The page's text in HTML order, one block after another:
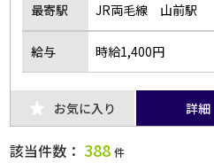
最寄駅 JR両毛線 山前駅
給与 時給1,400円
お気に入り 詳細
該当件数： 388 件